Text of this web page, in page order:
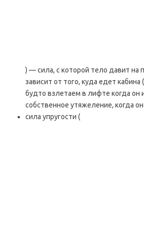
) — сила, с которой тело давит на
зависит от того, куда едет кабина
будто взлетаем в лифте когда он
собственное утяжеление, когда
сила упругости (